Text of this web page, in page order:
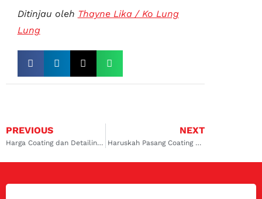
Ditinjau oleh Thayne Lika / Ko Lung
Lung
PREVIOUS
Harga Coating dan Detailing Mobil Avanza, Rahasia Kilau Terbaik Mobil Kamu!
NEXT
Haruskah Pasang Coating Mobil Baru Setelah Beli?